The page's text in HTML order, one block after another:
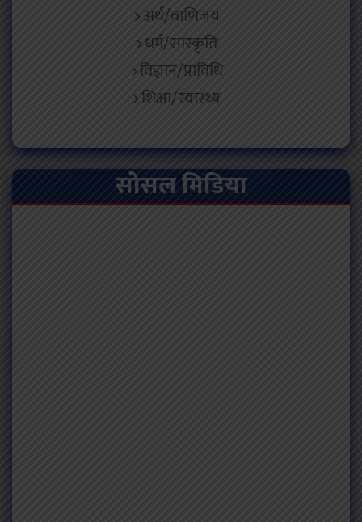
अर्थ/वाणिजय
धर्म/सांस्कृति
विज्ञान/प्राविधि
शिक्षा/स्वास्थ्य
सोसल मिडिया